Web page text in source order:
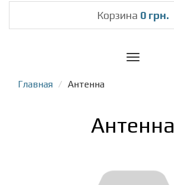
Корзина 0 грн.
Toggle
Главная
Антенна
Антенна